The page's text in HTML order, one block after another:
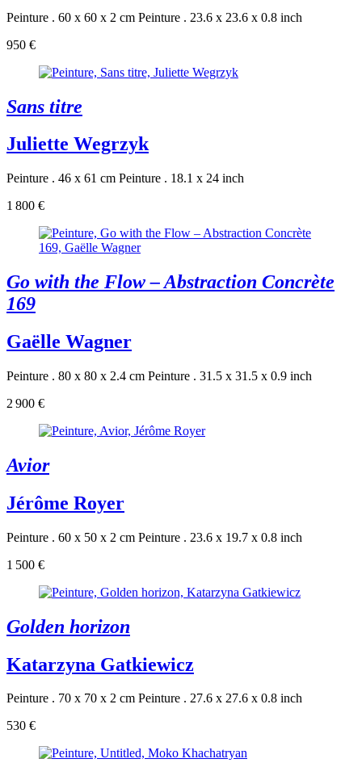
Peinture . 60 x 60 x 2 cm Peinture . 23.6 x 23.6 x 0.8 inch
950 €
Sans titre
Juliette Wegrzyk
Peinture . 46 x 61 cm Peinture . 18.1 x 24 inch
1 800 €
Go with the Flow – Abstraction Concrète
169
Gaëlle Wagner
Peinture . 80 x 80 x 2.4 cm Peinture . 31.5 x 31.5 x 0.9 inch
2 900 €
Avior
Jérôme Royer
Peinture . 60 x 50 x 2 cm Peinture . 23.6 x 19.7 x 0.8 inch
1 500 €
Golden horizon
Katarzyna Gatkiewicz
Peinture . 70 x 70 x 2 cm Peinture . 27.6 x 27.6 x 0.8 inch
530 €